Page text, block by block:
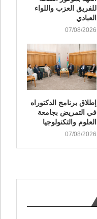
للفريق العزب واللواء
العبادي
07/08/2026
إطلاق برنامج الدكتوراه
في التمريض بجامعة
العلوم والتكنولوجيا
07/08/2026